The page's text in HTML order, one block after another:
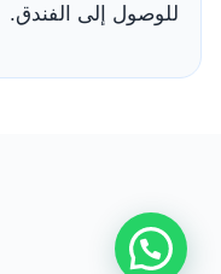
للوصول إلى الفندق.